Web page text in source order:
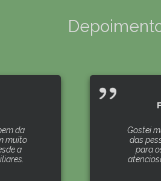
da
muito
a
Gostei
das
para